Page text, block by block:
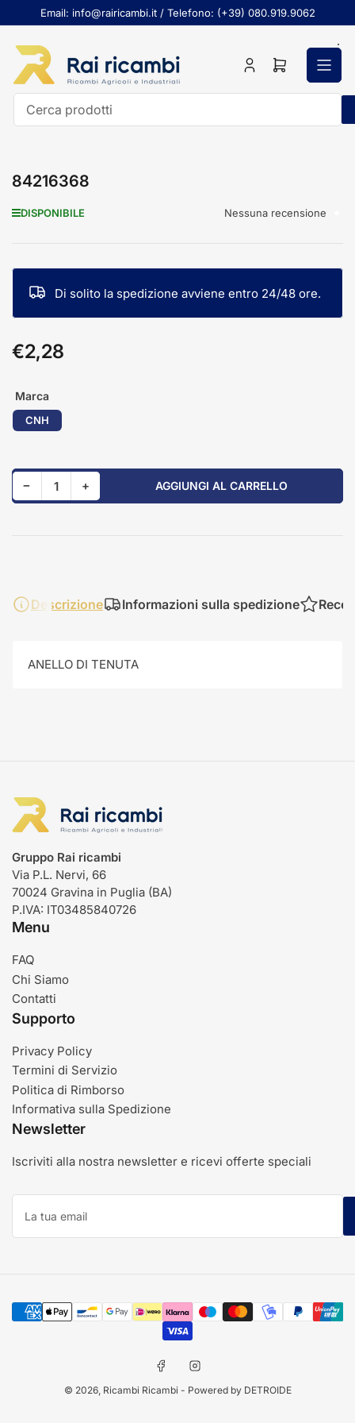
al
contenuto
Email: info@rairicambi.it / Telefono: (+39) 080.919.9062
AccediApri
84216368
DISPONIBILE Nessuna recensione
Di solito la spedizione avviene entro 24/48 ore.
Prezzo
standard
€2,28
Marca
CNH
−Riduci quantità per 84216368
Quantità +Aumenta quantità per 84216368 AGGIUNGI AL CARRELLO
Descrizione Informazioni sulla spedizione
ANELLO DI TENUTA
Gruppo Rai ricambi
Via P.L. Nervi, 66
70024 Gravina in Puglia (BA)
P.IVA: IT03485840726
Menu
FAQ
Chi Siamo
Contatti
Supporto
Privacy Policy
Termini di Servizio
Politica di Rimborso
Informativa sulla Spedizione
Newsletter
Iscriviti alla nostra newsletter e ricevi offerte speciali
La
tua
Modalità
di
pagamento
FacebookInstagram
© 2026, Ricambi Ricambi - Powered by DETROIDE